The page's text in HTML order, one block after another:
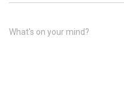
What's on your mind?